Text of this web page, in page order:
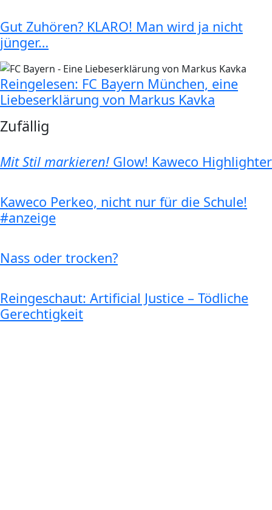
Gut Zuhören? KLARO! Man wird ja nicht
jünger…
Reingelesen: FC Bayern München, eine
Liebeserklärung von Markus Kavka
Zufällig
Mit Stil markieren! Glow! Kaweco Highlighter
Kaweco Perkeo, nicht nur für die Schule!
#anzeige
Nass oder trocken?
Reingeschaut: Artificial Justice – Tödliche
Gerechtigkeit